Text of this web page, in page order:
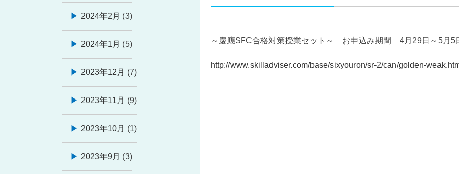
～慶應SFC合格対策授業セット～ お申込み期間 4月29日～5月5
http://www.skilladviser.com/base/sixyouron/sr-2/can/golden-
2024年2月 (3)
2024年1月 (5)
2023年12月 (7)
2023年11月 (9)
2023年10月 (1)
2023年9月 (3)